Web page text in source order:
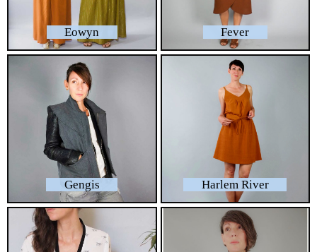
Eowyn Fever
Gengis Harlem River